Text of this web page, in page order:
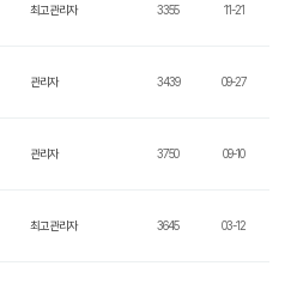
최고관리자 3355 11-21
관리자 3439 09-27
관리자 3750 09-10
최고관리자 3645 03-12